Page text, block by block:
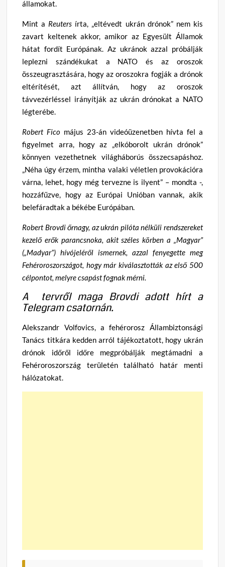
államokat.
Mint a Reuters írta, „eltévedt ukrán drónok” nem kis
zavart keltenek akkor, amikor az Egyesült Államok
hátat fordít Európának. Az ukránok azzal próbálják
leplezni szándékukat a NATO és az oroszok
összeugrasztására, hogy az oroszokra fogják a drónok
eltérítését, azt állítván, hogy az oroszok
távvezérléssel irányítják az ukrán drónokat a NATO
légterébe.
Robert Fico május 23-án videóüzenetben hívta fel a
figyelmet arra, hogy az „elkóborolt ukrán drónok”
könnyen vezethetnek világháborús összecsapáshoz.
„Néha úgy érzem, mintha valaki véletlen provokációra
várna, lehet, hogy még tervezne is ilyent” – mondta -,
hozzáfűzve, hogy az Európai Unióban vannak, akik
belefáradtak a békébe Európában.
Robert Brovdi őrnagy, az ukrán pilóta nélküli rendszereket
kezelő erők parancsnoka, akit széles körben a „Magyar”
(„Madyar”) hívójeléről ismernek, azzal fenyegette meg
Fehéroroszországot, hogy már kiválasztották az első 500
célpontot, melyre csapást fognak mérni.
A tervről maga Brovdi adott hírt a
Telegram csatornán.
Alekszandr Volfovics, a fehérorosz Állambiztonsági
Tanács titkára kedden arról tájékoztatott, hogy ukrán
drónok időről időre megpróbálják megtámadni a
Fehéroroszország területén található határ menti
hálózatokat.